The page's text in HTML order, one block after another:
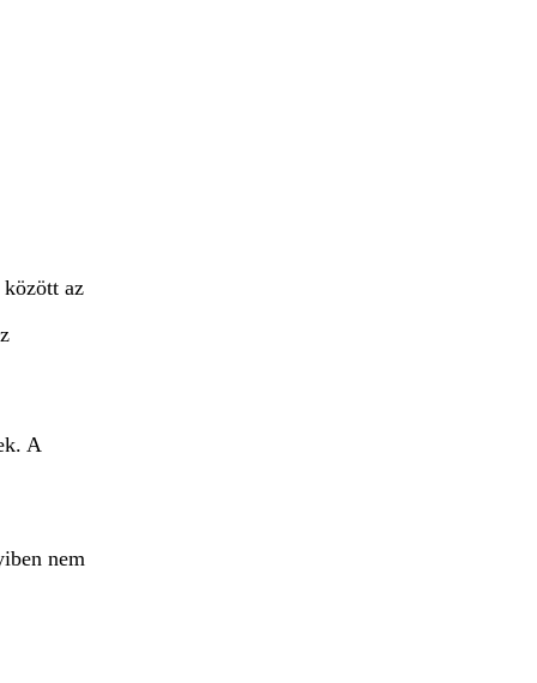
között az
A
nem